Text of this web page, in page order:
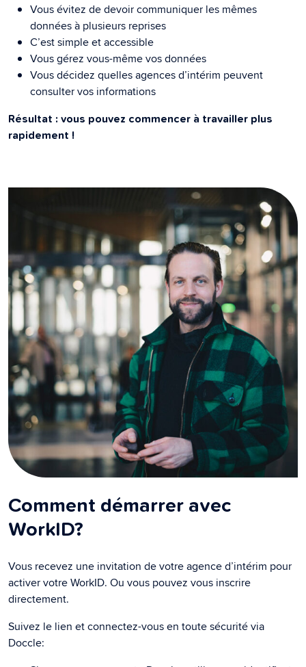
Vous évitez de devoir communiquer les mêmes
données à plusieurs reprises
C’est simple et accessible
Vous gérez vous-même vos données
Vous décidez quelles agences d’intérim peuvent
consulter vos informations
Résultat : vous pouvez commencer à travailler plus
rapidement !
Comment démarrer avec
WorkID?
Vous recevez une invitation de votre agence d’intérim pour
activer votre WorkID. Ou vous pouvez vous inscrire
directement.
Suivez le lien et connectez-vous en toute sécurité via
Doccle: